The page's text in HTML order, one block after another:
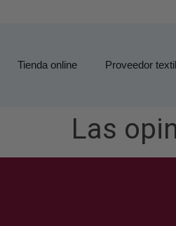
Tienda online Proveedor textil
Las